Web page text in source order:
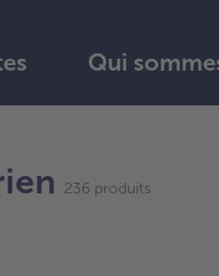
Qui
236 produits